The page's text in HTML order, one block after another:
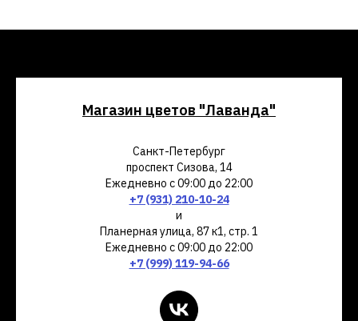
Магазин цветов "Лаванда"
Санкт-Петербург
проспект Сизова, 14
Ежедневно с 09:00 до 22:00
+7 (931) 210-10-24
и
Планерная улица, 87 к1, стр. 1
Ежедневно с 09:00 до 22:00
+7 (999) 119-94-66